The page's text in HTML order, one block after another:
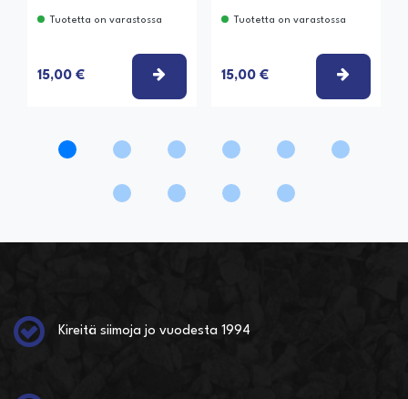
Tuotetta on varastossa
15,00 € VALITSE VAIHTOEHTO
Tuotetta on varastossa
15,00 €
Kireitä siimoja jo vuodesta 1994